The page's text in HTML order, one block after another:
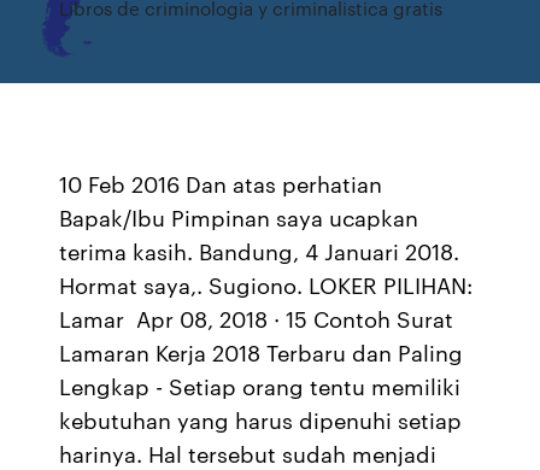
Libros de criminologia y criminalistica gratis
10 Feb 2016 Dan atas perhatian
Bapak/Ibu Pimpinan saya ucapkan
terima kasih. Bandung, 4 Januari 2018.
Hormat saya,. Sugiono. LOKER PILIHAN:
Lamar Apr 08, 2018 · 15 Contoh Surat
Lamaran Kerja 2018 Terbaru dan Paling
Lengkap - Setiap orang tentu memiliki
kebutuhan yang harus dipenuhi setiap
harinya. Hal tersebut sudah menjadi